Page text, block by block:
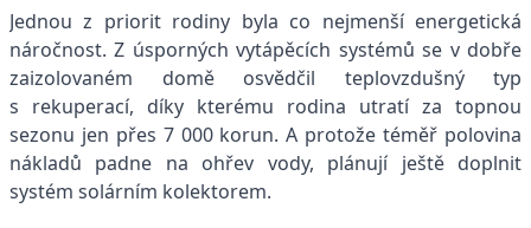
Jednou z priorit rodiny byla co nejmenší energetická
náročnost. Z úsporných vytápěcích systémů se v dobře
zaizolovaném domě osvědčil teplovzdušný typ
s rekuperací, díky kterému rodina utratí za topnou
sezonu jen přes 7 000 korun. A protože téměř polovina
nákladů padne na ohřev vody, plánují ještě doplnit
systém solárním kolektorem.